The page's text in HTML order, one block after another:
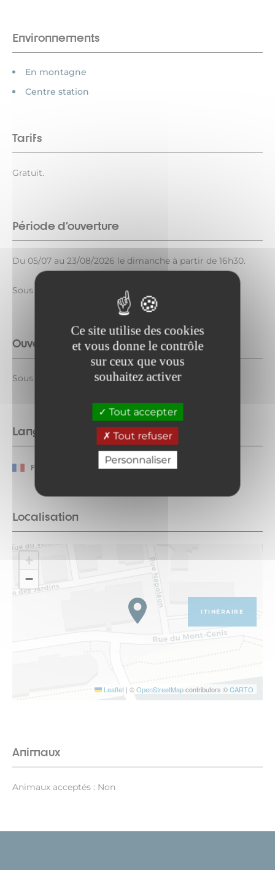
Ce site utilise des cookies
et vous donne le contrôle
sur ceux que vous
souhaitez activer
Tout accepter
Tout refuser
Personnaliser
Environnements
En montagne
Centre station
Tarifs
Gratuit.
Période d'ouverture
Du 05/07 au 23/08/2026 le dimanche à partir de 16h30.
Sous réserve de conditions météo favorables.
Ouverture complémentaire
Sous réserve de conditions météo favorables
Langues parlées
Français
Localisation
+
−
Leaflet | ©OpenStreetMapcontributors ©CARTO
ITINÉRAIRE
Animaux
Animaux acceptés : Non